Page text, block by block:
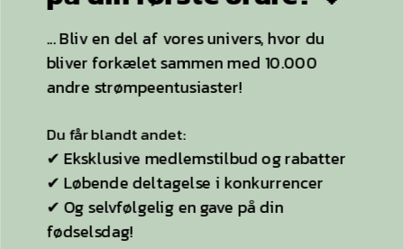
Bag Stylelegs
Sitemap
KONTAKT OS
Kontaktside
Telefon: 26 55 26 49
✔ Og selvfølgelig en gave på din
fødselsdag!
Ved tilmelding accepterer du, at Stylelegs må
opbevare dine oplysninger i henhold til
privatlivspolitikken. Du accepterer samtidig,
at Stylelegs må sende dig e-mails om